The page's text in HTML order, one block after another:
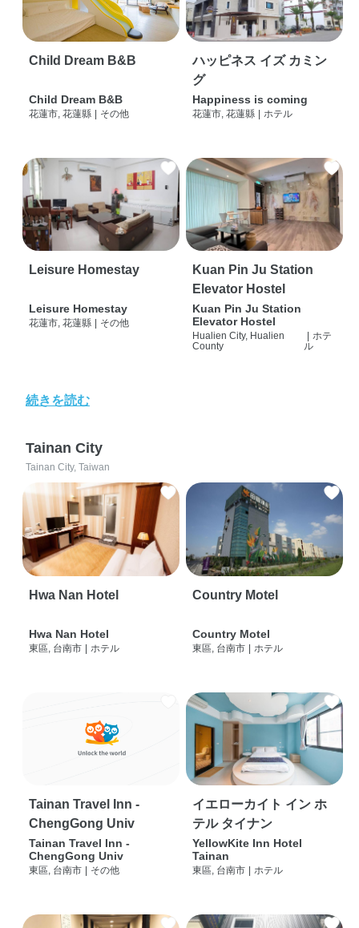
Child Dream B&B
Child Dream B&B
花蓮市, 花蓮縣 その他
ハッピネス イズ カミン
グ
Happiness is coming
花蓮市, 花蓮縣 ホテル
Leisure Homestay
Leisure Homestay
花蓮市, 花蓮縣 その他
Kuan Pin Ju Station
Elevator Hostel
Kuan Pin Ju Station
Elevator Hostel
Hualien City, Hualien
County
ホテ
ル
続きを読む
Tainan City
Tainan City, Taiwan
Hwa Nan Hotel
Hwa Nan Hotel
東區, 台南市 | ホテル
Country Motel
Country Motel
東區, 台南市 | ホテル
Tainan Travel Inn -
ChengGong Univ
Tainan Travel Inn -
ChengGong Univ
東區, 台南市 | その他
イエローカイト イン ホ
テル タイナン
YellowKite Inn Hotel
Tainan
東區, 台南市 | ホテル